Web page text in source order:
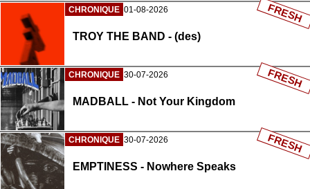
CHRONIQUE 01-08-2026
TROY THE BAND - (des)
FRESH
CHRONIQUE 30-07-2026
MADBALL - Not Your Kingdom
FRESH
CHRONIQUE 30-07-2026
EMPTINESS - Nowhere Speaks
FRESH